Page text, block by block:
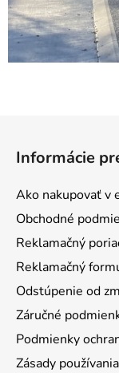
Informácie
Ako nakupovať v
Obchodné
Reklamačný
Reklamačný
Odstúpenie od
Záručné
Podmienky
Zásady